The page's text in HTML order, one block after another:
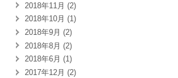
2018年11月 (2)
2018年10月 (1)
2018年9月 (2)
2018年8月 (2)
2018年6月 (1)
2017年12月 (2)